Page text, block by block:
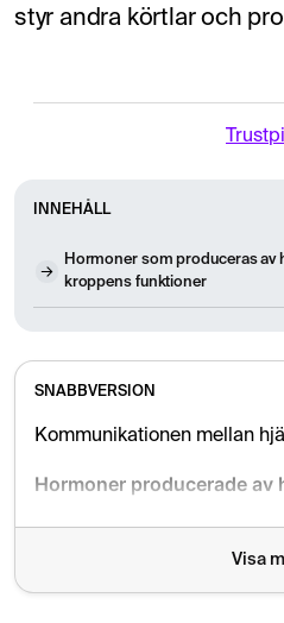
styr andra körtlar och
INNEHÅLL
Hormoner som produceras av
kroppens funktioner
SNABBVERSION
Kommunikationen mellan
Hormoner producerade
Endorfiner: Naturliga
Tillväxthormon:
Visa